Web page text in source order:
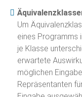
Um
eines Programms
je Klasse
erwartete
möglichen
Repräsentanten